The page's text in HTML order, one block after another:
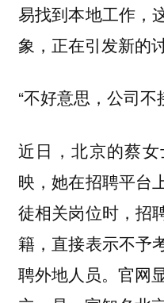
易找到本地工作，
象，正在引发新的讨
“不好意思，公司不
近日，北京的蔡
映，她在招聘平台
徒相关岗位时，招
籍，直接表示不予
聘外地人员。官网